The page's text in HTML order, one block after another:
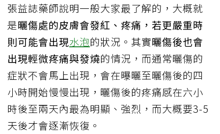
張益誌藥師說明一般大家最了解的，大概就
是曬傷處的皮膚會發紅、疼痛，若更嚴重時
則可能會出現水泡的狀況。其實曬傷後也會
出現輕微疼痛與發燒的情況，而通常曬傷的
症狀不會馬上出現，會在曝曬至曬傷後的四
小時開始慢慢出現，曬傷後的疼痛感在六小
時後至兩天內最為明顯、強烈，而大概要3-5
天後才會逐漸恢復。